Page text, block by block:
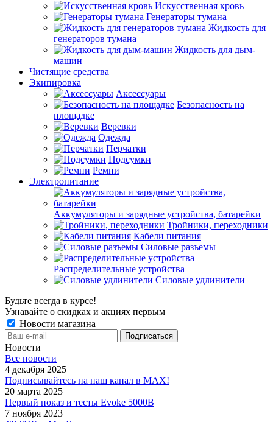
Искусственная кровь
Генераторы тумана
Жидкость для
генераторов тумана
Жидкость для дым-
машин
Чистящие средства
Экипировка
Аксессуары
Безопасность на
площадке
Веревки
Одежда
Перчатки
Подсумки
Ремни
Электропитание
Аккумуляторы и зарядные устройства, батарейки
Тройники, переходники
Кабели питания
Силовые разъемы
Распределительные устройства
Силовые удлинители
Будьте всегда в курсе!
Узнавайте о скидках и акциях первым
Новости магазина
Новости
Все новости
4 декабря 2025
Подписывайтесь на наш канал в MAX!
20 марта 2025
Первый показ и тесты Evoke 5000B
7 ноября 2023